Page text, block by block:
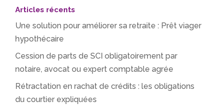
Articles récents
Une solution pour améliorer sa retraite : Prêt viager
hypothécaire
Cession de parts de SCI obligatoirement par
notaire, avocat ou expert comptable agrée
Rétractation en rachat de crédits : les obligations
du courtier expliquées